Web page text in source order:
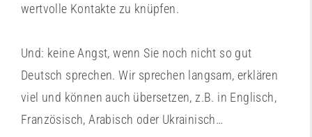
wertvolle Kontakte zu knüpfen.
Und: keine Angst, wenn Sie noch nicht so gut
Deutsch sprechen. Wir sprechen langsam, erklären
viel und können auch übersetzen, z.B. in Englisch,
Französisch, Arabisch oder Ukrainisch…